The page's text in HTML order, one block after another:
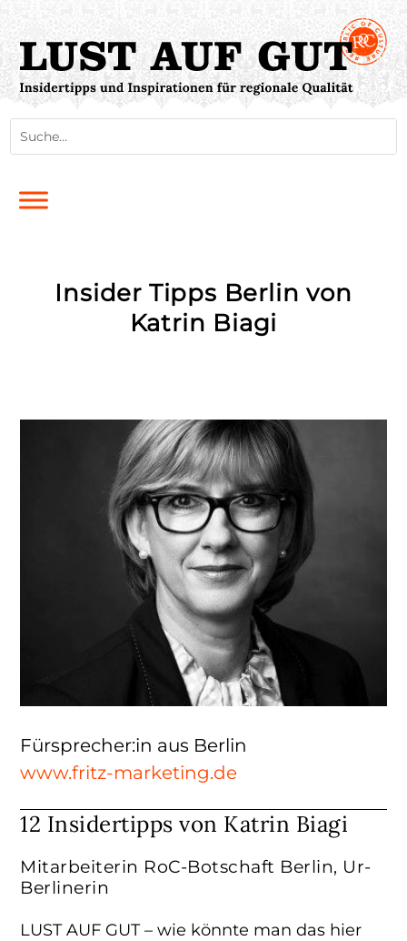
Insider Tipps Berlin von
Katrin Biagi
12 Insidertipps von Katrin Biagi
Mitarbeiterin RoC-Botschaft Berlin, Ur-
Berlinerin
LUST AUF GUT – wie könnte man das hier
Fürsprecher:in aus Berlin
www.fritz-marketing.de